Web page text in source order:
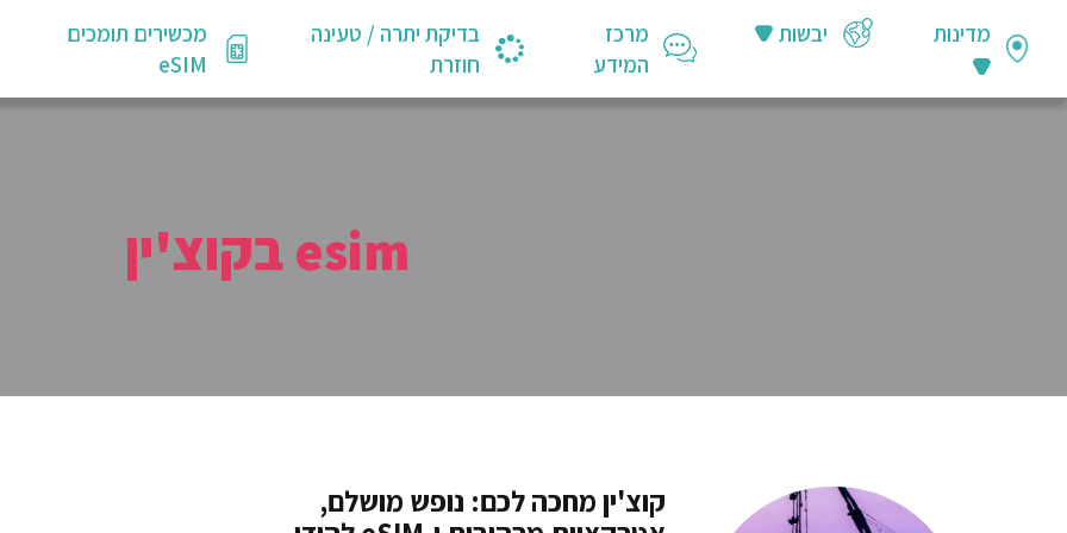
מדינות יבשות
מרכז
המידע
בדיקת יתרה / טעינה
חוזרת
מכשירים תומכים
eSIM
esim בקוצ'ין
קוצ'ין מחכה לכם: נופש מושלם,